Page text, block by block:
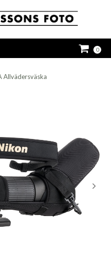
0
Allvädersväska